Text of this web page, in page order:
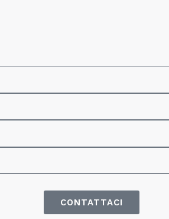
CONTATTACI